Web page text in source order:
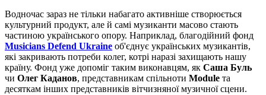
Водночас зараз не тільки набагато активніше створюється
культурний продукт, але й самі музиканти масово стають
частиною українського опору. Наприклад, благодійний фонд
Musicians Defend Ukraine об'єднує українських музикантів,
які закривають потреби колег, котрі наразі захищають нашу
країну. Фонд уже допоміг таким виконавцям, як Саша Буль
чи Олег Каданов, представникам спільноти Module та
десяткам інших представників вітчизняної музичної сцени.